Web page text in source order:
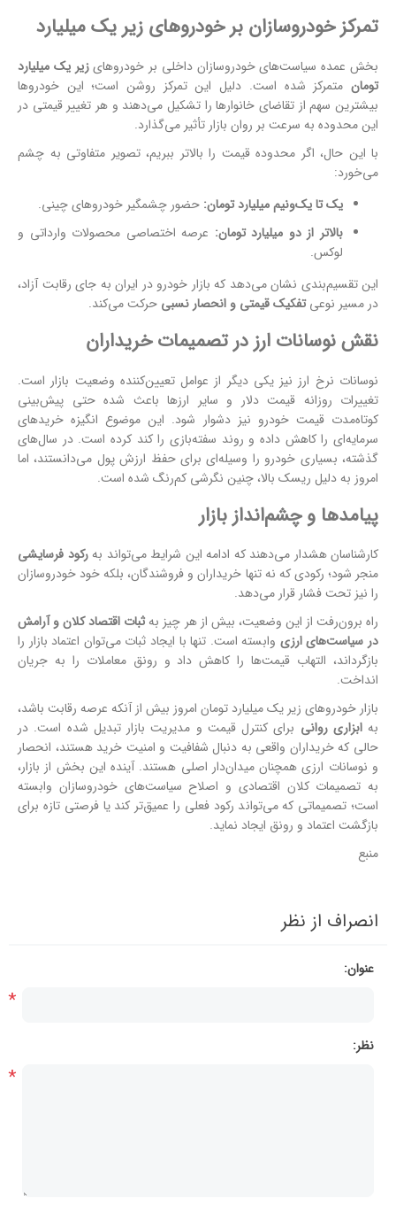
تمرکز خودروسازان بر خودروهای زیر یک میلیارد
بخش عمده سیاست‌های خودروسازان داخلی بر خودروهایزیر یک میلیارد
تومان متمرکز شده است. دلیل این تمرکز روشن است؛ این خودروها
بیشترین سهم از تقاضای خانوارها را تشکیل می‌دهند و هر تغییر قیمتی در
این محدوده به سرعت بر روان بازار تأثیر می‌گذارد.
با این حال، اگر محدوده قیمت را بالاتر ببریم، تصویر متفاوتی به چشم
می‌خورد:
یک تا یک‌ونیم میلیارد تومان: حضور چشمگیر خودروهای چینی.
بالاتر از دو میلیارد تومان: عرصه اختصاصی محصولات وارداتی و
لوکس.
این تقسیم‌بندی نشان می‌دهد که بازار خودرو در ایران به جای رقابت آزاد،
در مسیر نوعیتفکیک قیمتی و انحصار نسبی حرکت می‌کند.
نقش نوسانات ارز در تصمیمات خریداران
نوسانات نرخ ارز نیز یکی دیگر از عوامل تعیین‌کننده وضعیت بازار است.
تغییرات روزانه قیمت دلار و سایر ارزها باعث شده حتی پیش‌بینی
کوتاه‌مدت قیمت خودرو نیز دشوار شود. این موضوع انگیزه خریدهای
سرمایه‌ای را کاهش داده و روند سفته‌بازی را کند کرده است. در سال‌های
گذشته، بسیاری خودرو را وسیله‌ای برای حفظ ارزش پول می‌دانستند، اما
امروز به دلیل ریسک بالا، چنین نگرشی کم‌رنگ شده است.
پیامدها و چشم‌انداز بازار
کارشناسان هشدار می‌دهند که ادامه این شرایط می‌تواند بهرکود فرسایشی
منجر شود؛ رکودی که نه تنها خریداران و فروشندگان، بلکه خود خودروسازان
را نیز تحت فشار قرار می‌دهد.
راه برون‌رفت از این وضعیت، بیش از هر چیز بهثبات اقتصاد کلان و آرامش
در سیاست‌های ارزی وابسته است. تنها با ایجاد ثبات می‌توان اعتماد بازار را
بازگرداند، التهاب قیمت‌ها را کاهش داد و رونق معاملات را به جریان
انداخت.
بازار خودروهای زیر یک میلیارد تومان امروز بیش از آنکه عرصه رقابت باشد،
بهابزاری روانی برای کنترل قیمت و مدیریت بازار تبدیل شده است. در
حالی که خریداران واقعی به دنبال شفافیت و امنیت خرید هستند، انحصار
و نوسانات ارزی همچنان میدان‌دار اصلی هستند. آینده این بخش از بازار،
به تصمیمات کلان اقتصادی و اصلاح سیاست‌های خودروسازان وابسته
است؛ تصمیماتی که می‌تواند رکود فعلی را عمیق‌تر کند یا فرصتی تازه برای
بازگشت اعتماد و رونق ایجاد نماید.
منبع
انصراف از نظر
عنوان:
*
نظر:
*